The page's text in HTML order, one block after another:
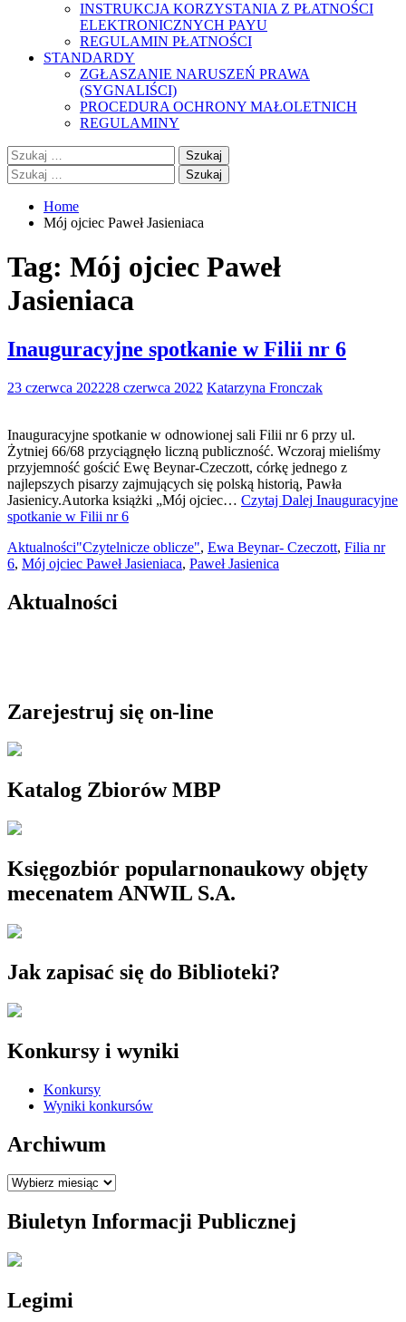
INSTRUKCJA KORZYSTANIA Z PŁATNOŚCI
ELEKTRONICZNYCH PAYU
REGULAMIN PŁATNOŚCI
STANDARDY
ZGŁASZANIE NARUSZEŃ PRAWA
(SYGNALIŚCI)
PROCEDURA OCHRONY MAŁOLETNICH
REGULAMINY
Szukaj:
Szukaj:
Home
Mój ojciec Paweł Jasieniaca
Tag: Mój ojciec Paweł
Jasieniaca
Inauguracyjne spotkanie w Filii nr 6
23 czerwca 202228 czerwca 2022 Katarzyna Fronczak
Inauguracyjne spotkanie w odnowionej sali Filii nr 6 przy ul.
Żytniej 66/68 przyciągnęło liczną publiczność. Wczoraj mieliśmy
przyjemność gościć Ewę Beynar-Czeczott, córkę jednego z
najlepszych pisarzy zajmujących się polską historią, Pawła
Jasienicy.Autorka książki „Mój ojciec… Czytaj Dalej Inauguracyjne
spotkanie w Filii nr 6
Aktualności"Czytelnicze oblicze", Ewa Beynar- Czeczott, Filia nr
6, Mój ojciec Paweł Jasieniaca, Paweł Jasienica
Aktualności
Zarejestruj się on-line
Katalog Zbiorów MBP
Księgozbiór popularnonaukowy objęty
mecenatem ANWIL S.A.
Jak zapisać się do Biblioteki?
Konkursy i wyniki
Konkursy
Wyniki konkursów
Archiwum
Archiwum
Biuletyn Informacji Publicznej
Legimi